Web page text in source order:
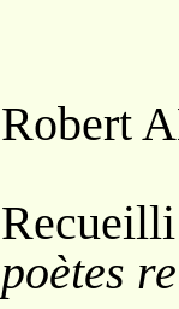
Robert A
poètes